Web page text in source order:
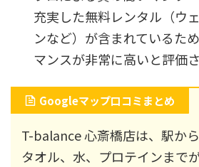
充実した無料レンタル（ウ
ンなど）が含まれているた
マンスが非常に高いと評価さ
Googleマップ口コミまとめ
T-balance 心斎橋店は、駅か
タオル、水、プロテインまで